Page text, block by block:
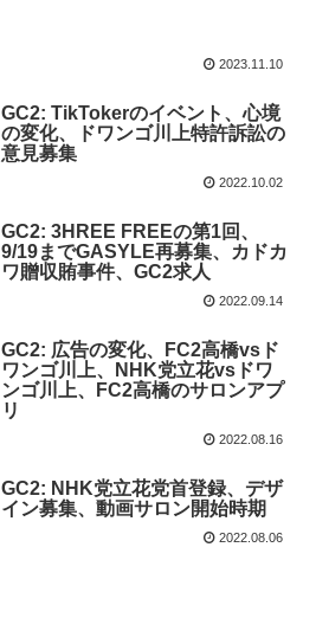
2023.11.10
GC2: TikTokerのイベント、心境
の変化、ドワンゴ川上特許訴訟の
意見募集
2022.10.02
GC2: 3HREE FREEの第1回、
9/19までGASYLE再募集、カドカ
ワ贈収賄事件、GC2求人
2022.09.14
GC2: 広告の変化、FC2高橋vsド
ワンゴ川上、NHK党立花vsドワ
ンゴ川上、FC2高橋のサロンアプ
リ
2022.08.16
GC2: NHK党立花党首登録、デザ
イン募集、動画サロン開始時期
2022.08.06